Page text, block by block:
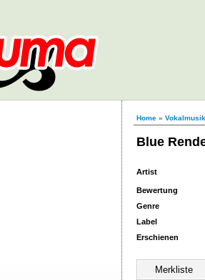
Home » Vokalmusik
Blue
Artist
Bewertung
Genre
Label
Erschienen